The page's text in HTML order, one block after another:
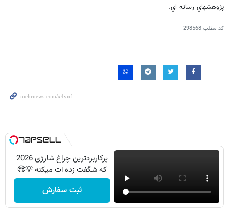
پژوهشهاي رسانه اي.
کد مطلب298568
پرکاربردترین چراغ شارژی 2026
که شگفت زده ات میکنه 💡😍
ثبت سفارش